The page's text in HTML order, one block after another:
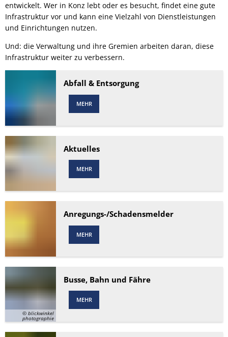
entwickelt. Wer in Konz lebt oder es besucht, findet eine gute
Infrastruktur vor und kann eine Vielzahl von Dienstleistungen
und Einrichtungen nutzen.
Und: die Verwaltung und ihre Gremien arbeiten daran, diese
Infrastruktur weiter zu verbessern.
Abfall & Entsorgung
MEHR
Aktuelles
MEHR
Anregungs-/Schadensmelder
MEHR
© blickwinkel
photographie
Busse, Bahn und Fähre
MEHR